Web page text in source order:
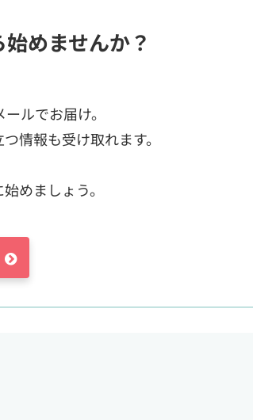
めませんか？
ルでお届け。
情報も受け取れます。
めましょう。